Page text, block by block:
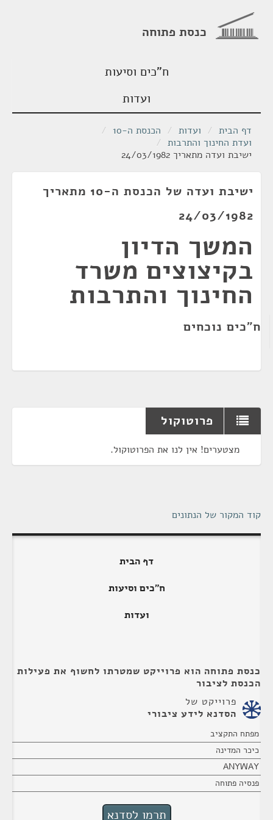
כנסת פתוחה
ח"כים וסיעות
ועדות
דף הבית / ועדות / הכנסת ה-10
/
ועדת החינוך והתרבות /
ישיבת ועדה מתאריך 24/03/1982
ישיבת ועדה של הכנסת ה-10 מתאריך
24/03/1982
המשך הדיון
בקיצוצים משרד
החינוך והתרבות
ח"כים נוכחים
פרוטוקול
מצטערים! אין לנו את הפרוטוקול.
קוד המקור של הנתונים
דף הבית
ח"כים וסיעות
ועדות
כנסת פתוחה הוא פרוייקט שמטרתו לחשוף את פעילות
הכנסת לציבור
פרוייקט של
הסדנא לידע ציבורי
מפתח התקציב
כיכר המדינה
ANYWAY
פנסיה פתוחה